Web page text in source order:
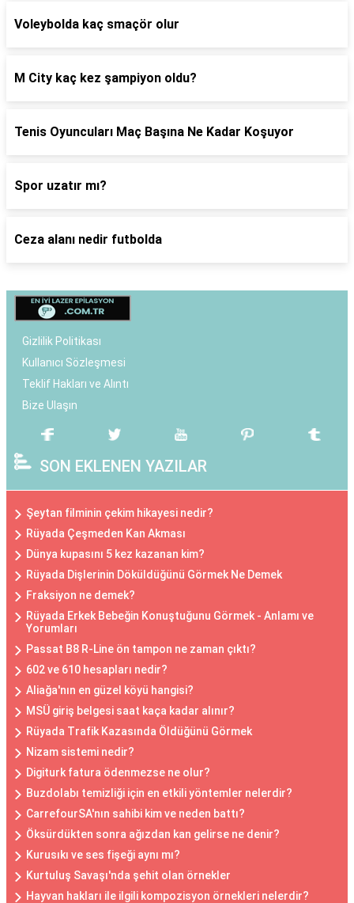
Voleybolda kaç smaçör olur
M City kaç kez şampiyon oldu?
Tenis Oyuncuları Maç Başına Ne Kadar Koşuyor
Spor uzatır mı?
Ceza alanı nedir futbolda
Gizlilik Politikası
Kullanıcı Sözleşmesi
Teklif Hakları ve Alıntı
Bize Ulaşın
SON EKLENEN YAZILAR
Şeytan filminin çekim hikayesi nedir?
Rüyada Çeşmeden Kan Akması
Dünya kupasını 5 kez kazanan kim?
Rüyada Dişlerinin Döküldüğünü Görmek Ne Demek
Fraksiyon ne demek?
Rüyada Erkek Bebeğin Konuştuğunu Görmek - Anlamı ve
Yorumları
Passat B8 R-Line ön tampon ne zaman çıktı?
602 ve 610 hesapları nedir?
Aliağa'nın en güzel köyü hangisi?
MSÜ giriş belgesi saat kaça kadar alınır?
Rüyada Trafik Kazasında Öldüğünü Görmek
Nizam sistemi nedir?
Digiturk fatura ödenmezse ne olur?
Buzdolabı temizliği için en etkili yöntemler nelerdir?
CarrefourSA'nın sahibi kim ve neden battı?
Öksürdükten sonra ağızdan kan gelirse ne denir?
Kurusıkı ve ses fişeği aynı mı?
Kurtuluş Savaşı'nda şehit olan örnekler
Hayvan hakları ile ilgili kompozisyon örnekleri nelerdir?